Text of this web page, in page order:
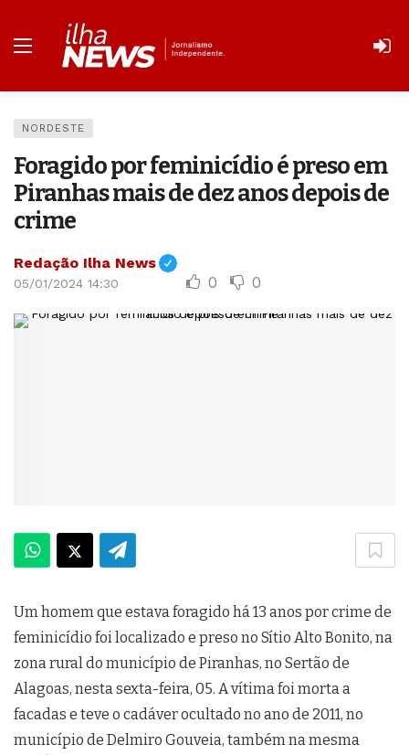
NORDESTE
Foragido por feminicídio é preso em
Piranhas mais de dez anos depois de
crime
Redação Ilha News
05/01/2024 14:30 0 0
Um homem que estava foragido há 13 anos por crime de
feminicídio foi localizado e preso no Sítio Alto Bonito, na
zona rural do município de Piranhas, no Sertão de
Alagoas, nesta sexta-feira, 05. A vítima foi morta a
facadas e teve o cadáver ocultado no ano de 2011, no
município de Delmiro Gouveia, também na mesma